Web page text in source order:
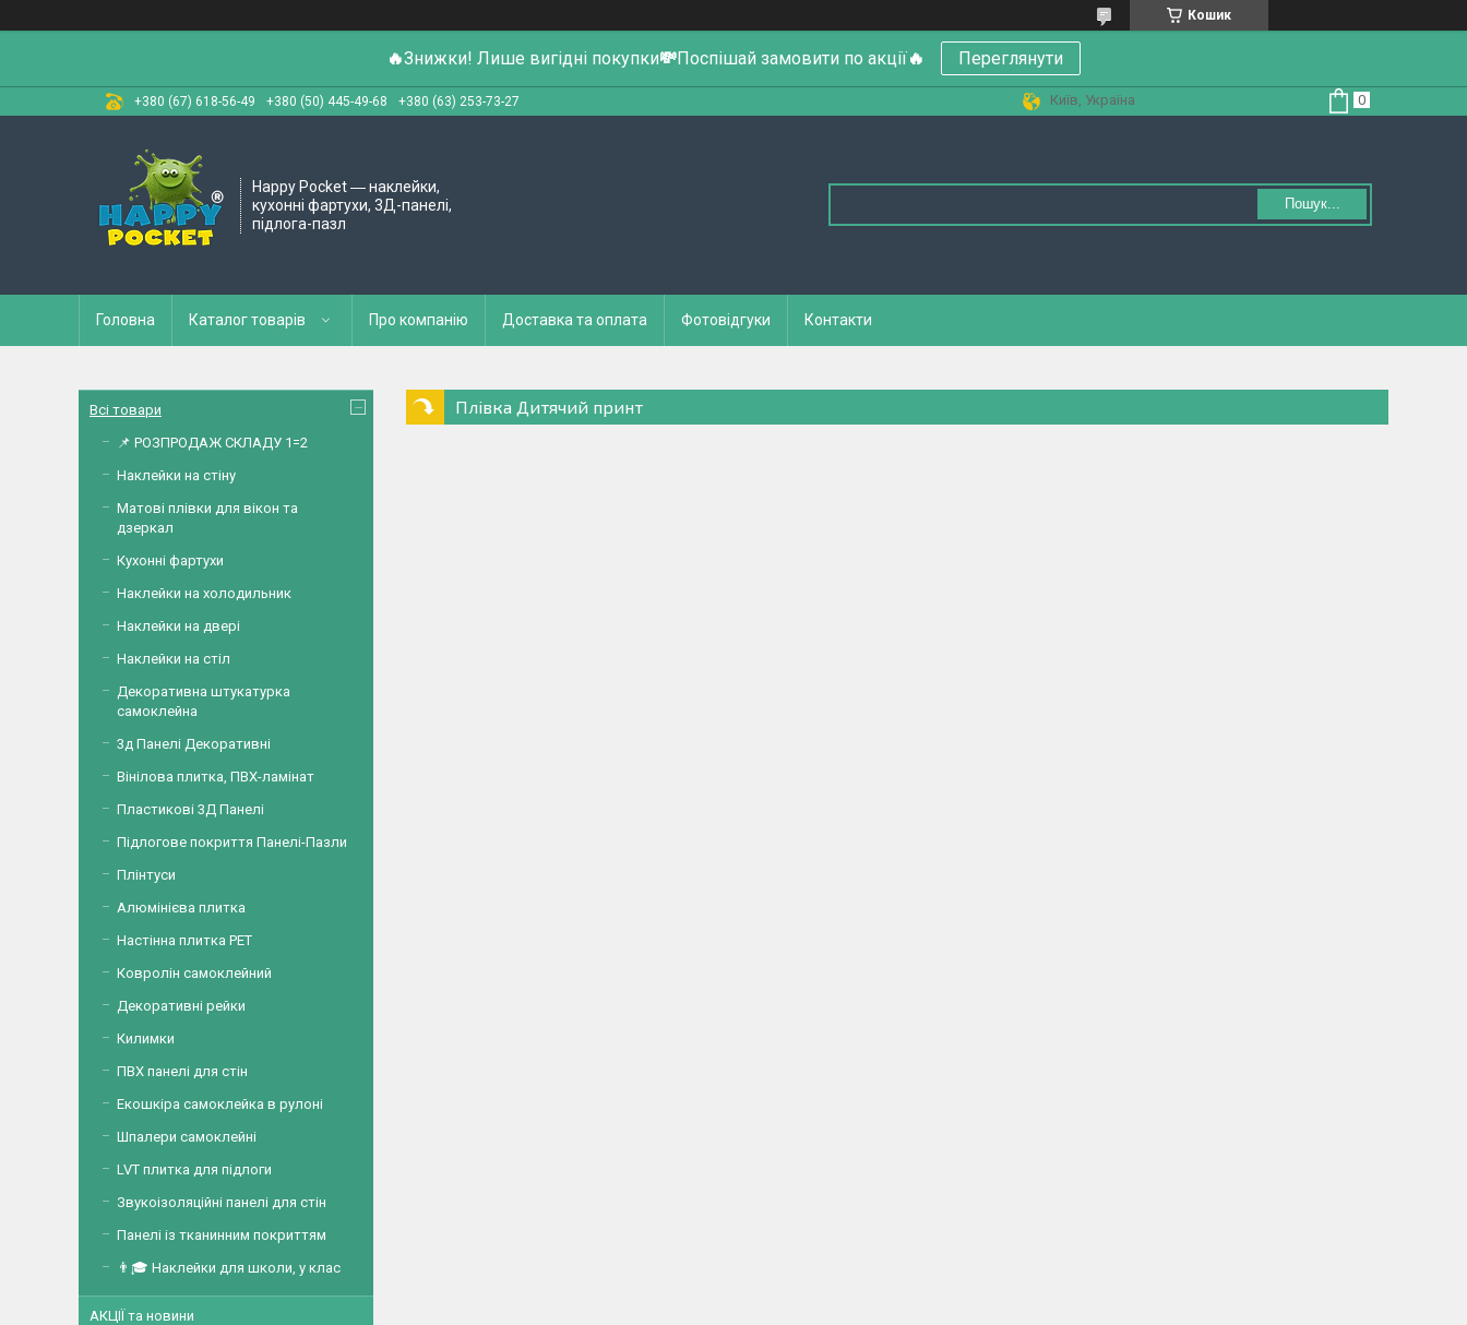
Кошик
🔥Знижки! Лише вигідні покупки💸Поспішай замовити по акції🔥 Переглянути
+380 (67) 618-56-49 +380 (50) 445-49-68 +380 (63) 253-73-27 Київ, Україна
Happy Pocket ― наклейки,
кухонні фартухи, 3Д-панелі,
підлога-пазл
Пошук...
Головна Каталог товарів Про компанію Доставка та оплата Фотовідгуки Контакти
Плівка Дитячий принт
Всі товари
📌 РОЗПРОДАЖ СКЛАДУ 1=2
Наклейки на стіну
Матові плівки для вікон та
дзеркал
Кухонні фартухи
Наклейки на холодильник
Наклейки на двері
Наклейки на стіл
Декоративна штукатурка
самоклейна
3д Панелі Декоративні
Вінілова плитка, ПВХ-ламінат
Пластикові 3Д Панелі
Підлогове покриття Панелі-Пазли
Плінтуси
Алюмінієва плитка
Настінна плитка PET
Ковролін самоклейний
Декоративні рейки
Килимки
ПВХ панелі для стін
Екошкіра самоклейка в рулоні
Шпалери самоклейні
LVT плитка для підлоги
Звукоізоляційні панелі для стін
Панелі із тканинним покриттям
👨🎓 Наклейки для школи, у клас
АКЦІЇ та новини